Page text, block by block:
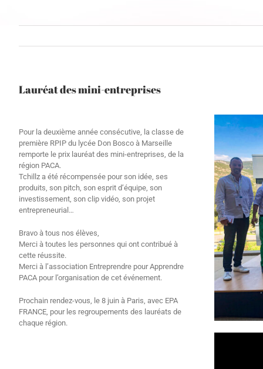
Lauréat des mini-entreprises
Pour la deuxième année consécutive, la classe de
première RPIP du lycée Don Bosco à Marseille
remporte le prix lauréat des mini-entreprises, de la
région PACA.
Tchillz a été récompensée pour son idée, ses
produits, son pitch, son esprit d’équipe, son
investissement, son clip vidéo, son projet
entrepreneurial…
Bravo à tous nos élèves,
Merci à toutes les personnes qui ont contribué à
cette réussite.
Merci à l’association Entreprendre pour Apprendre
PACA pour l’organisation de cet événement.
Prochain rendez-vous, le 8 juin à Paris, avec EPA
FRANCE, pour les regroupements des lauréats de
chaque région.